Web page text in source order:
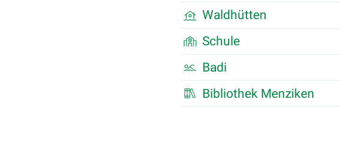
Waldhütten
Schule
Badi
Bibliothek Menziken